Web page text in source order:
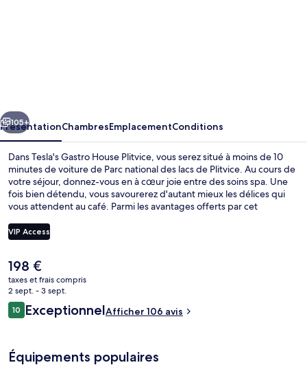
Suivant
105+
PrésentationChambresEmplacementConditions
Dans Tesla's Gastro House Plitvice, vous serez situé à moins de 10
minutes de voiture de Parc national des lacs de Plitvice. Au cours de
votre séjour, donnez-vous en à cœur joie entre des soins spa. Une
fois bien détendu, vous savourerez d'autant mieux les délices qui
vous attendent au café. Parmi les avantages offerts par cet
personnel attentionné et l'emplacement remportent un franc
succès auprès des autres voyageurs.
VIP Access
Le
prix
actuel
est
de
198 €
taxes et frais compris
2 sept. - 3 sept.
Avis
voyageurs
1010 sur 10
ExceptionnelAfficher 106 avis
Équipements populaires